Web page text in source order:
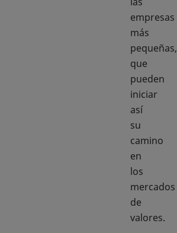
empresas
más
pequeñas,
que
pueden
iniciar
así
su
camino
en
los
mercados
de
valores.